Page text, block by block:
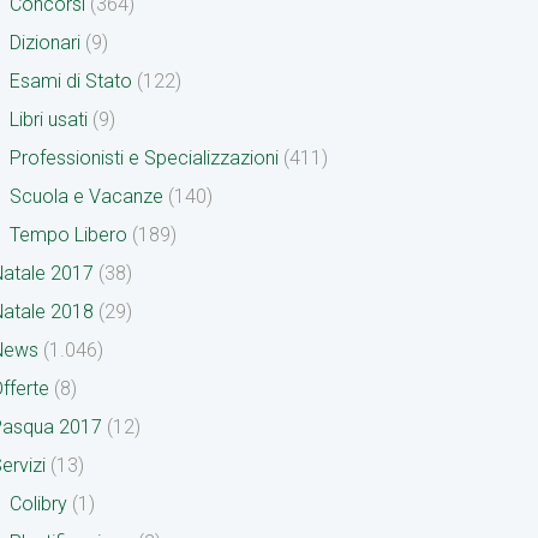
Dizionari (9)
Esami di Stato (122)
Libri usati (9)
Professionisti e Specializzazioni (411)
Scuola e Vacanze (140)
Tempo Libero (189)
2017 (38)
2018 (29)
(1.046)
(8)
2017 (12)
(13)
Colibry (1)